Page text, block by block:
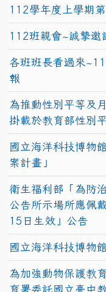
112學年度上學期
112班親會~誠摯邀
各班班長看過來
報
為推動性別平等及
掛載於教育部性別
國立海洋科技博物
案計畫」
衛生福利部「為防
公告所示場所應佩
15日生效」公告
國立海洋科技博物
為加強動物保護教
育署委託國立臺中